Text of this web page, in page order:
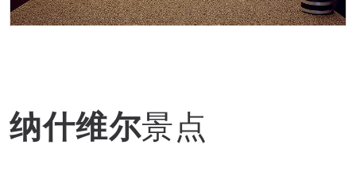
图书馆
纳什维尔景点